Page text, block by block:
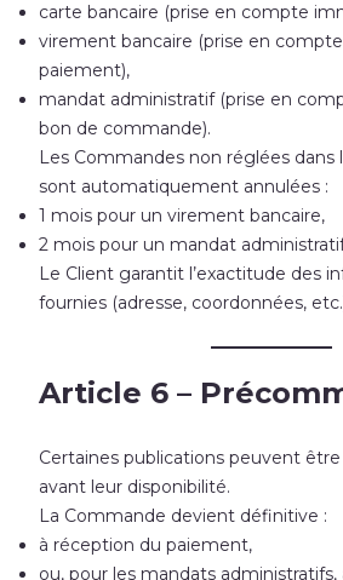
carte bancaire (prise en compte
virement bancaire (prise en
paiement),
mandat administratif (prise en
bon de commande).
Les Commandes non réglées dans
sont automatiquement annulées :
1 mois pour un virement bancaire,
2 mois pour un mandat
Le Client garantit l’exactitude des
fournies (adresse, coordonnées,
Article 6 –
Certaines publications peuvent
avant leur disponibilité.
La Commande devient définitive :
à réception du paiement,
ou, pour les mandats